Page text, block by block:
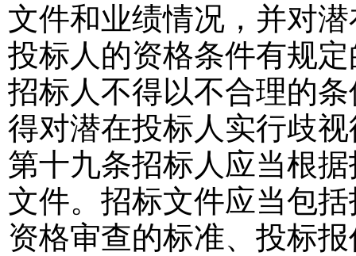
文件和业绩情况，并对
投标人的资格条件有规
招标人不得以不合理的
得对潜在投标人实行歧
第十九条招标人应当根
文件。招标文件应当包
资格审查的标准、投标